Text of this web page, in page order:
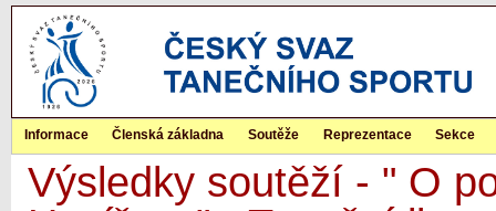
Informace Členská základna Soutěže Reprezentace Sekce
Výsledky soutěží - " O